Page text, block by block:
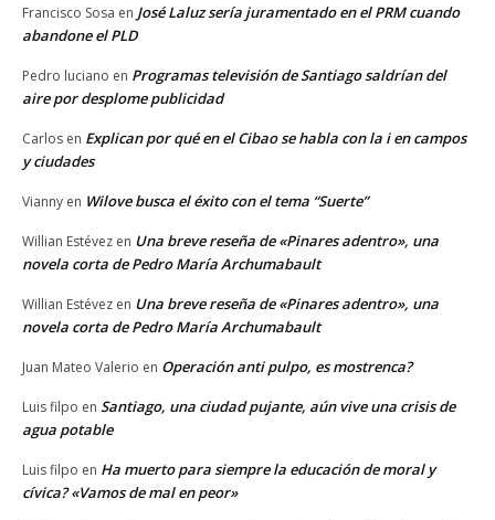
Francisco Sosa en José Laluz sería juramentado en el PRM cuando
abandone el PLD
Pedro luciano en Programas televisión de Santiago saldrían del
aire por desplome publicidad
Carlos en Explican por qué en el Cibao se habla con la i en campos
y ciudades
Vianny en Wilove busca el éxito con el tema “Suerte”
Willian Estévez en Una breve reseña de «Pinares adentro», una
novela corta de Pedro María Archumabault
Willian Estévez en Una breve reseña de «Pinares adentro», una
novela corta de Pedro María Archumabault
Juan Mateo Valerio en Operación anti pulpo, es mostrenca?
Luis filpo en Santiago, una ciudad pujante, aún vive una crisis de
agua potable
Luis filpo en Ha muerto para siempre la educación de moral y
cívica? «Vamos de mal en peor»